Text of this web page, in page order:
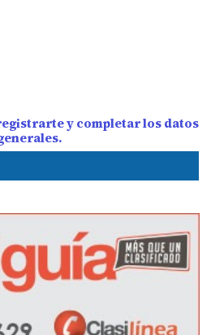
y completar los datos